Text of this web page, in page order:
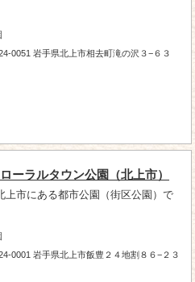
0051 岩手県北上市相去町滝の沢３−６３
ーラルタウン公園（北上市）
上市にある都市公園（街区公園）で
0001 岩手県北上市飯豊２４地割８６−２３